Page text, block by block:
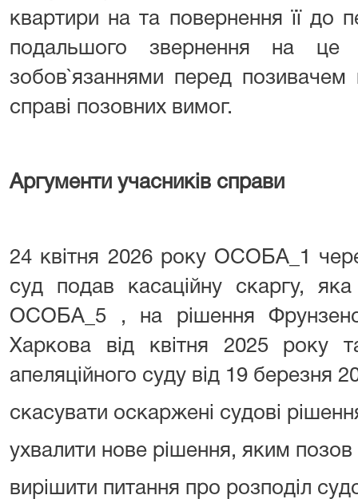
квартири на та повернення її до
подальшого звернення на це
зобов`язаннями перед позивачем
справі позовних вимог.
Аргументи учасників справи
24 квітня 2026 року ОСОБА_1
суд подав касаційну скаргу,
ОСОБА_5 , на рішення
Харкова від квітня 2025 року
апеляційного суду від 19 березня
скасувати оскаржені судові
ухвалити нове рішення, яким
вирішити питання про розподіл